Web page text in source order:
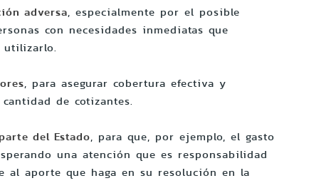
adversa, especialmente por el posible
con necesidades inmediatas que
utilizarlo.
, para asegurar cobertura efectiva y
de cotizantes.
del Estado, para que, por ejemplo, el gasto
una atención que es responsabilidad
al aporte que haga en su resolución en la